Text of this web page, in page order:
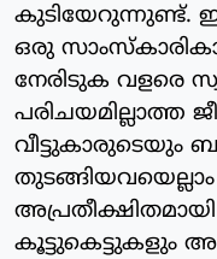
കുടിയേറുന്നുണ്ട്.
ഒരു
നേരിടുക വളരെ
പരിചയമില്ലാത്ത
വീട്ടുകാരുടെയും
അപ്രതീക്ഷിതമായി
കൂട്ടുകെട്ടുകളും